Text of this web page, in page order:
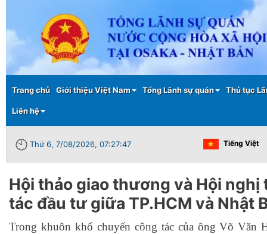
Main menu
Trang chủ Giới thiệu Việt Nam Tổng Lãnh sự quán Thủ tục
Liên hệ
Thứ 6, 7/08/2026, 07:27:47 Tiếng Việt
Hội thảo giao thương và Hội nghị
tác đầu tư giữa TP.HCM và Nhật
Trong khuôn khổ chuyến công tác của ông Võ Văn